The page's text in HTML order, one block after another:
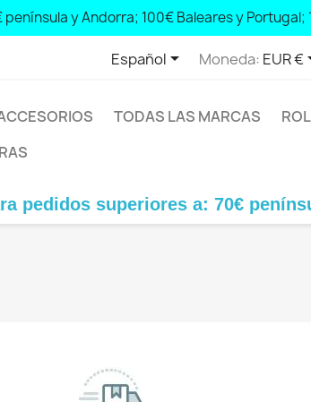
y Andorra; 100€ Baleares y Portugal;
Español Moneda: EUR €
TODAS LAS MARCAS ROL
pedidos superiores a: 70€